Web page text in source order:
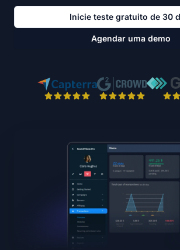
Inicie teste gratuito de 30
Agendar uma demo